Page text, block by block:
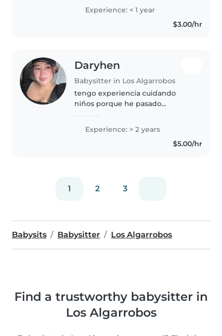
algo nueva en el cuidado de
niños, pero estoy emocionada
por la oportunidad de trabajar
Experience: < 1 year
$3.00/hr
Daryhen
Babysitter in Los Algarrobos
tengo experiencia cuidando
niños porque he pasado
hermanos y los hijos de
familiares, ayudando a cuidarlos
Experience: > 2 years
$5.00/hr
1 2 3
Babysits Babysitter Los Algarrobos
Find a trustworthy babysitter in
Los Algarrobos